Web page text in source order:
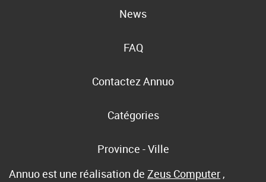
News
FAQ
Contactez Annuo
Catégories
Province - Ville
Annuo est une réalisation de Zeus Computer ,